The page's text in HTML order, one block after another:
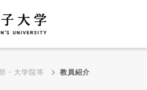
・大学院等 教員紹介